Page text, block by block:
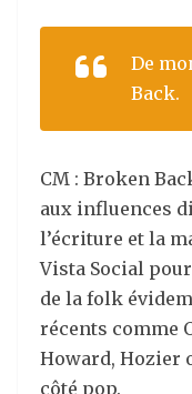
De
Back.
CM : Broken
aux influences
l’écriture et la
Vista Social
de la folk
récents comme
Howard, Hozier
côté pop.